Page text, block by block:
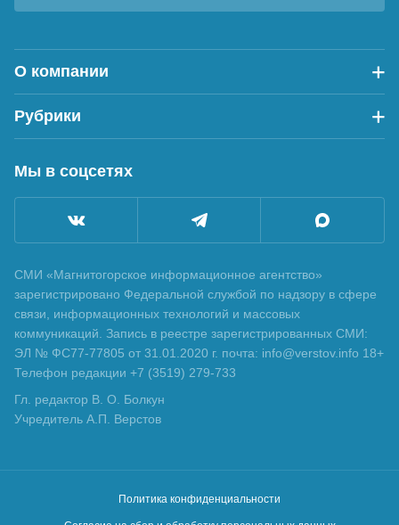
О компании
Рубрики
Мы в соцсетях
СМИ «Магнитогорское информационное агентство»
зарегистрировано Федеральной службой по надзору в сфере
связи, информационных технологий и массовых
коммуникаций. Запись в реестре зарегистрированных СМИ:
ЭЛ № ФС77-77805 от 31.01.2020 г. почта: info@verstov.info 18+
Телефон редакции +7 (3519) 279-733
Гл. редактор В. О. Болкун
Учредитель А.П. Верстов
Политика конфиденциальности